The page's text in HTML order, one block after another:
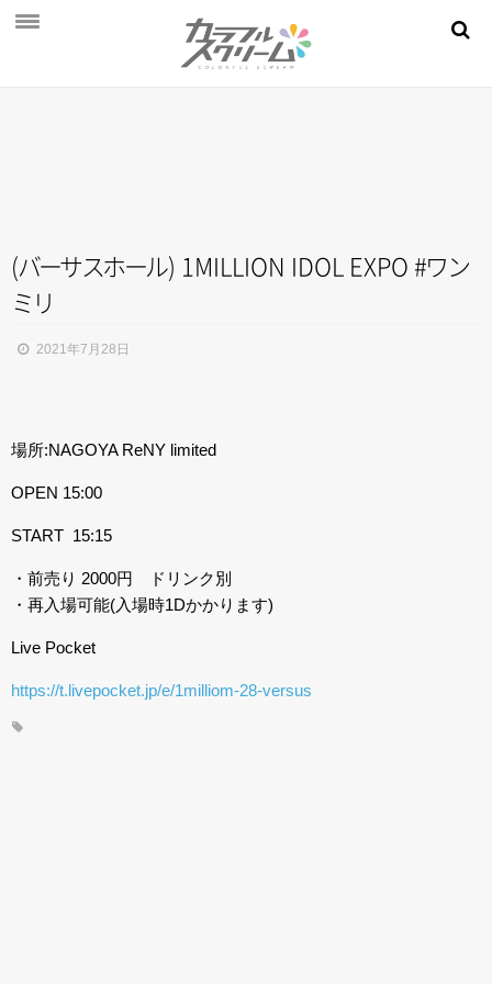
MOVIE
AUDITION
STORE
(バーサスホール) 1MILLION IDOL EXPO #ワ ン
ミ リ
2021年7月28日
場所:NAGOYA ReNY limited
OPEN 15:00
START 15:15
・前売り 2000円 ドリンク別
・再入場可能(入場時1Dかかります)
Live Pocket
https://t.livepocket.jp/e/1milliom-28-versus